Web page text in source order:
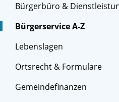
Bürgerbüro &
Bürgerservice A-Z
Lebenslagen
Ortsrecht & Formulare
Gemeindefinanzen